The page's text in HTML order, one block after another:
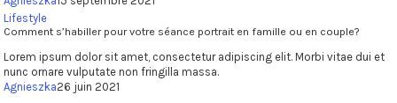
Lifestyle
Comment s’habiller pour votre séance portrait en famille ou en couple?
Lorem ipsum dolor sit amet, consectetur adipiscing elit. Morbi vitae dui et
nunc ornare vulputate non fringilla massa.
Agnieszka26 juin 2021